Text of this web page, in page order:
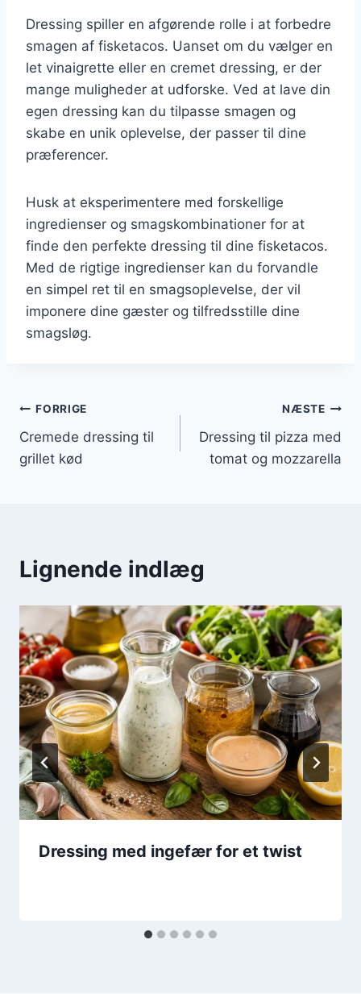
Dressing spiller en afgørende rolle i at forbedre
smagen af fisketacos. Uanset om du vælger en
let vinaigrette eller en cremet dressing, er der
mange muligheder at udforske. Ved at lave din
egen dressing kan du tilpasse smagen og
skabe en unik oplevelse, der passer til dine
præferencer.
Husk at eksperimentere med forskellige
ingredienser og smagskombinationer for at
finde den perfekte dressing til dine fisketacos.
Med de rigtige ingredienser kan du forvandle
en simpel ret til en smagsoplevelse, der vil
imponere dine gæster og tilfredsstille dine
smagsløg.
Indlægsnavigation
FORRIGE
Cremede dressing til
grillet kød
NÆSTE
Dressing til pizza med
tomat og mozzarella
Lignende indlæg
Dressing med ingefær for et twist